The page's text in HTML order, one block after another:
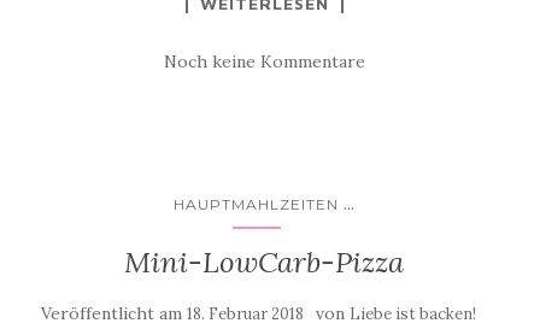
Noch keine Kommentare
HAUPTMAHLZEITEN ...
Mini-LowCarb-Pizza
Veröffentlicht am 18. Februar 2018 von Liebe ist backen!